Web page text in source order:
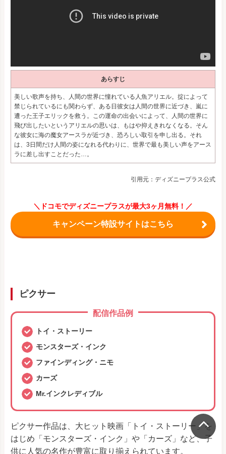
あらすじ
美しい歌声を持ち、人間の世界に憧れている人魚アリエル。掟によって
禁じられているにも関わらず、ある日彼女は人間の世界に近づき、嵐に
遭った王子エリックを救う。この運命の出会いによって、人間の世界に
飛び出したいというアリエルの思いは、もはや抑えきれなくなる。そん
な彼女に海の魔女アースラが近づき、恐ろしい取引を申し出る。それ
は、3日間だけ人間の姿になれる代わりに、世界で最も美しい声をアース
ラに差し出すことだった…。
引用元：ディズニープラス公式
＼ドコモでディズニープラスが最大3ヶ月無料！／
キャンペーン特設サイトはこちら
ピクサー
配信作品例
トイ・ストーリー
モンスターズ・インク
ファインディング・ニモ
カーズ
Mr.インクレディブル
ピクサー作品は、大ヒット映画「トイ・ストーリー」を
はじめ「モンスターズ・インク」や「カーズ」など、子
供に人気の名作が豊富に取り揃えられています。